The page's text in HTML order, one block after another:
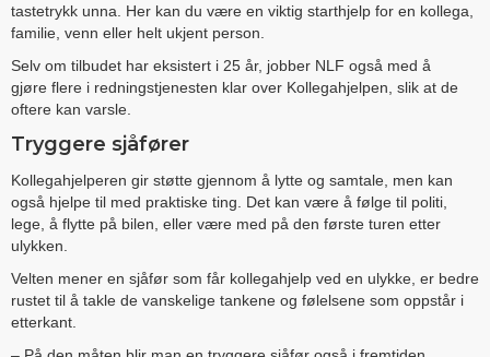
tastetrykk unna. Her kan du være en viktig starthjelp for en kollega,
familie, venn eller helt ukjent person.
Selv om tilbudet har eksistert i 25 år, jobber NLF også med å
gjøre flere i redningstjenesten klar over Kollegahjelpen, slik at de
oftere kan varsle.
Tryggere sjåfører
Kollegahjelperen gir støtte gjennom å lytte og samtale, men kan
også hjelpe til med praktiske ting. Det kan være å følge til politi,
lege, å flytte på bilen, eller være med på den første turen etter
ulykken.
Velten mener en sjåfør som får kollegahjelp ved en ulykke, er bedre
rustet til å takle de vanskelige tankene og følelsene som oppstår i
etterkant.